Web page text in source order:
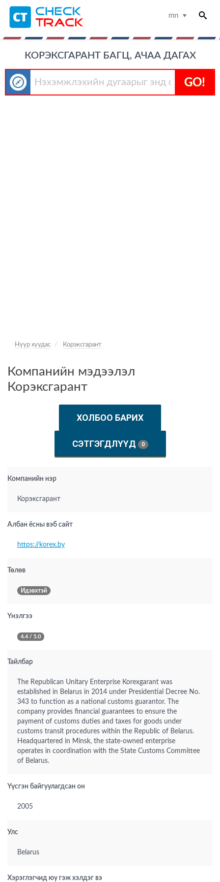
mn
КОРЭКСГАРАНТ БАГЦ, АЧАА ДАГАХ
GO!
Нүүр хуудас Корэксгарант
Компанийн мэдээлэл
Корэксгарант
ХОЛБОО БАРИХ
СЭТГЭГДЛҮҮД 0
Компанийн нэр
Корэксгарант
Албан ёсны вэб сайт
https://korex.by
Төлөв
Идэвхтэй
Үнэлгээ
4.4 / 5.0
Тайлбар
The Republican Unitary Enterprise Korexgarant was
established in Belarus in 2014 under Presidential Decree No.
343 to function as a national customs guarantor. The
company provides financial guarantees to ensure the
payment of customs duties and taxes for goods under
customs transit procedures within the Republic of Belarus.
Headquartered in Minsk, the state-owned enterprise
operates in coordination with the State Customs Committee
of Belarus.
Үүсгэн байгуулагдсан он
2005
Улс
Belarus
Хэрэглэгчид юу гэж хэлдэг вэ